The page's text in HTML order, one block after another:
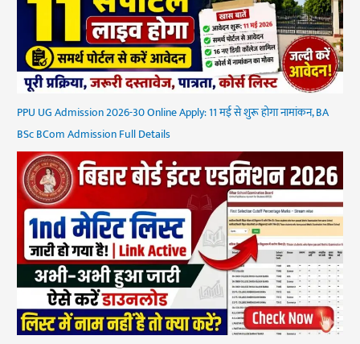
PPU UG Admission 2026-30 Online Apply: 11 मई से शुरू होगा नामांकन, BA
BSc BCom Admission Full Details